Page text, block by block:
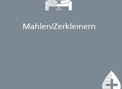
Mahlen/Zerkleinern